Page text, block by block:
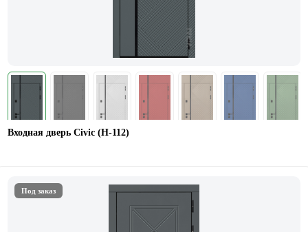
Входная дверь Civic (Н-112)
Под заказ